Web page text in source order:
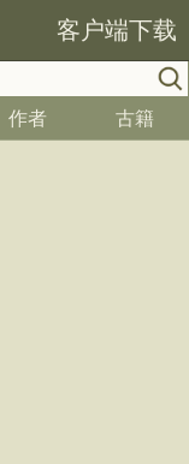
客户端下载
作者 古籍